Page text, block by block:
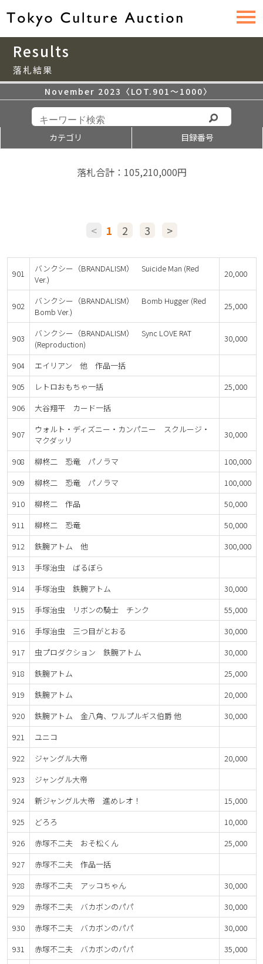
Results
落札結果
November 2023〈LOT.901〜1000〉
カテゴリ 目録番号
落札合計：105,210,000円
< 1 2 3 >
901
バンクシー（BRANDALISM） Suicide Man (Red
Ver.)
20,000
902
バンクシー（BRANDALISM） Bomb Hugger (Red
Bomb Ver.)
25,000
903
バンクシー（BRANDALISM） Sync LOVE RAT
(Reproduction)
30,000
904
エイリアン 他 作品一括
905
レトロおもちゃ一括
25,000
906
大谷翔平 カード一括
907
ウォルト・ディズニー・カンパニー スクルージ・
マクダッリ
30,000
908 柳柊二 恐竜 パノラマ
100,000
909
柳柊二 恐竜 パノラマ
100,000
910
柳柊二 作品
50,000
911
柳柊二 恐竜
50,000
912
鉄腕アトム 他
300,000
913
手塚治虫 ばるぼら
914
手塚治虫 鉄腕アトム
30,000
915
手塚治虫 リボンの騎士 チンク
55,000
916
手塚治虫 三つ目がとおる
30,000
917
虫プロダクション 鉄腕アトム
30,000
918
鉄腕アトム
25,000
919
鉄腕アトム
20,000
920
鉄腕アトム 金八角、ワルプルギス伯爵 他
30,000
921
ユニコ
922
ジャングル大帝
20,000
923
ジャングル大帝
924
新ジャングル大帝 進めレオ！
15,000
925
どろろ
10,000
926
赤塚不二夫 おそ松くん
25,000
927
赤塚不二夫 作品一括
928
赤塚不二夫 アッコちゃん
30,000
929
赤塚不二夫 バカボンのパパ
30,000
930
赤塚不二夫 バカボンのパパ
30,000
931
赤塚不二夫 バカボンのパパ
35,000